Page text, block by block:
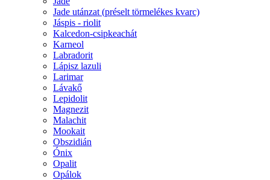
Jade utánzat (préselt törmelékes kvarc)
Jáspis - riolit
Kalcedon-csipkeachát
Karneol
Labradorit
Lápisz lazuli
Larimar
Lávakő
Lepidolit
Magnezit
Malachit
Mookait
Obszidián
Ónix
Opalit
Opálok